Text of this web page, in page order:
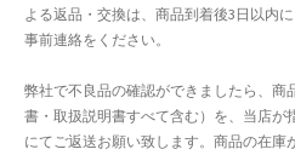
よる返品・交換は、商品到着後3日以内
事前連絡をください。
弊社で不良品の確認ができましたら、商
書・取扱説明書すべて含む）を、当店が
にてご返送お願い致します。商品の在庫